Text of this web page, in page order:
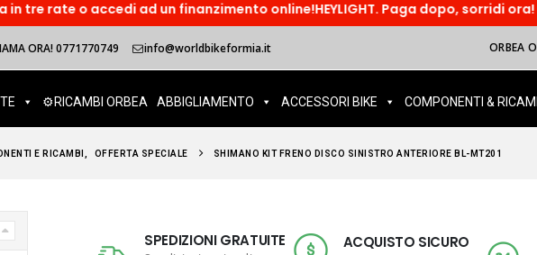
ad un finanzimento online!HEYLIGHT. Paga dopo, sorridi ora! Paga in
ORA! 0771770749 info@worldbikeformia.it ORBEA
⚙️RICAMBI ORBEA ABBIGLIAMENTO ACCESSORI BIKE COMPONENTI &
E RICAMBI OFFERTA SPECIALE SHIMANO KIT FRENO DISCO SINISTRO ANTERIORE BL-MT201
SPEDIZIONI GRATUITE ACQUISTO SICURO